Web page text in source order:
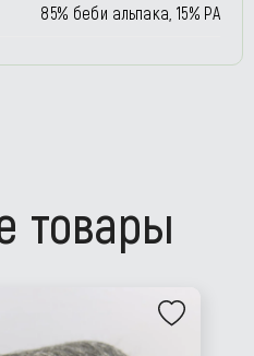
85% беби альпака, 15% РА
товары